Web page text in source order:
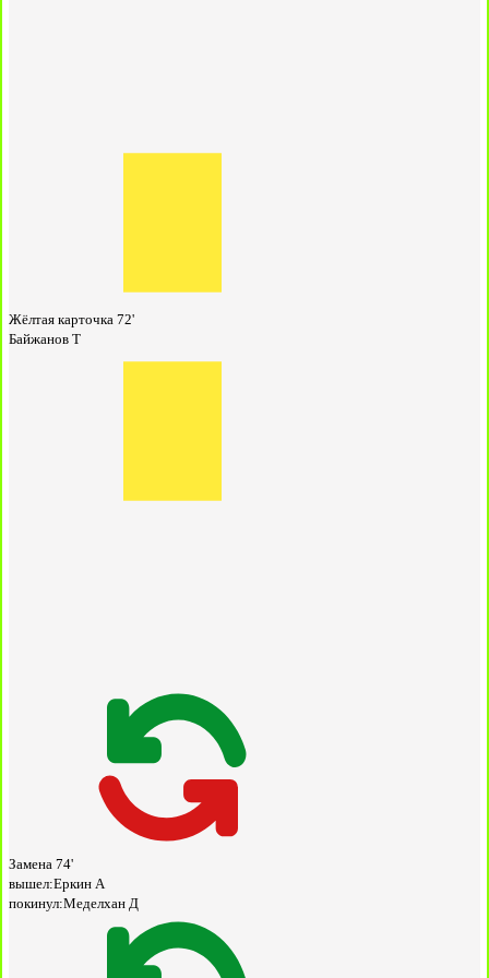
Жёлтая карточка 72'
Байжанов Т
Замена 74'
вышел:Еркин А
покинул:Меделхан Д